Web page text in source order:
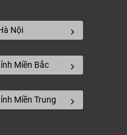
Nội
Miền Bắc
Miền Trung